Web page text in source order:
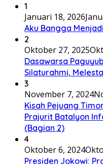
1
Januari 18, 2026
Aku Bangga
2
Oktober 27, 2025
Dasawarsa
Silaturahmi,
3
November 7, 2024
Kisah Pejuang
Prajurit Batalyon
(Bagian 2)
4
Oktober 6, 2024
Presiden Jokowi: